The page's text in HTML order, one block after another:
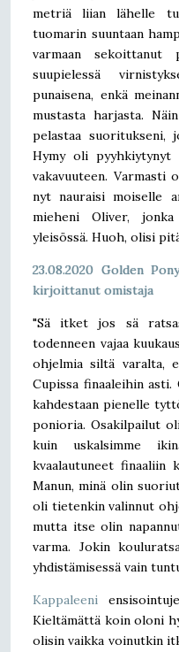
metriä liian lähelle
tuomarin suuntaan
varmaan sekoittanut
suupielessä
punaisena, enkä
mustasta harjasta.
pelastaa suoritukseni,
Hymy oli pyyhkiytynyt
vakavuuteen.
nyt nauraisi moiselle
mieheni Oliver,
yleisössä. Huoh, olisi
23.08.2020 Golden
kirjoittanut omistaja
"Sä itket jos sä
todenneen vajaa
ohjelmia siltä varalta,
Cupissa finaaleihin
kahdestaan pienelle
ponioria. Osakilpailut
kuin uskalsimme
kvaalautuneet finaaliin
Manun, minä olin
oli tietenkin valinnut
mutta itse olin
varma. Jokin
yhdistämisessä vain
Kappaleeni
Kieltämättä koin oloni
olisin vaikka voinutkin